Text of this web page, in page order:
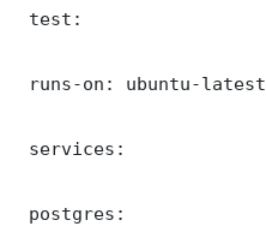
test:
runs-on: ubuntu-latest
services:
postgres: